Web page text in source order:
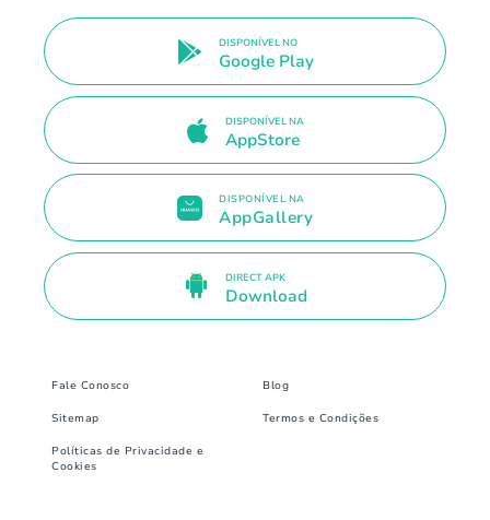
DISPONÍVEL NO
Google Play
DISPONÍVEL NA
AppStore
DISPONÍVEL NA
AppGallery
DIRECT APK
Download
Fale Conosco Blog
Sitemap Termos e Condições
Políticas de Privacidade e
Cookies